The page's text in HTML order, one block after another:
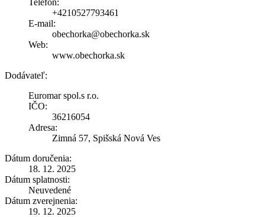
+4210527793461
E-mail:
obechorka@obechorka.sk
Web:
www.obechorka.sk
Dodávateľ:
Euromar spol.s r.o.
IČO:
36216054
Adresa:
Zimná 57, Spišská Nová Ves
Dátum doručenia:
18. 12. 2025
Dátum splatnosti:
Neuvedené
Dátum zverejnenia:
19. 12. 2025